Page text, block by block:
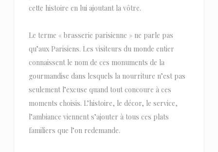
cette histoire en lui ajoutant la vôtre.
Le terme « brasserie parisienne » ne parle pas
qu’aux Parisiens. Les visiteurs du monde entier
connaissent le nom de ces monuments de la
gourmandise dans lesquels la nourriture n’est pas
seulement l’excuse quand tout concoure à ces
moments choisis. L’histoire, le décor, le service,
l’ambiance viennent s’ajouter à tous ces plats
familiers que l’on redemande.